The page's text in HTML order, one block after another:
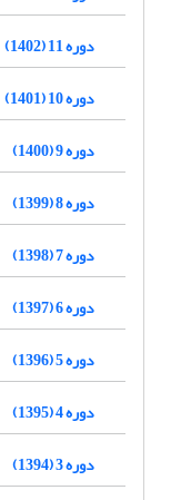
دوره 11 (1402)
دوره 10 (1401)
دوره 9 (1400)
دوره 8 (1399)
دوره 7 (1398)
دوره 6 (1397)
دوره 5 (1396)
دوره 4 (1395)
دوره 3 (1394)